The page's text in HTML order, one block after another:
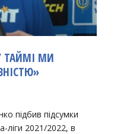
ТАЙМІ МИ
підбив підсумки
ліги 2021/2022, в